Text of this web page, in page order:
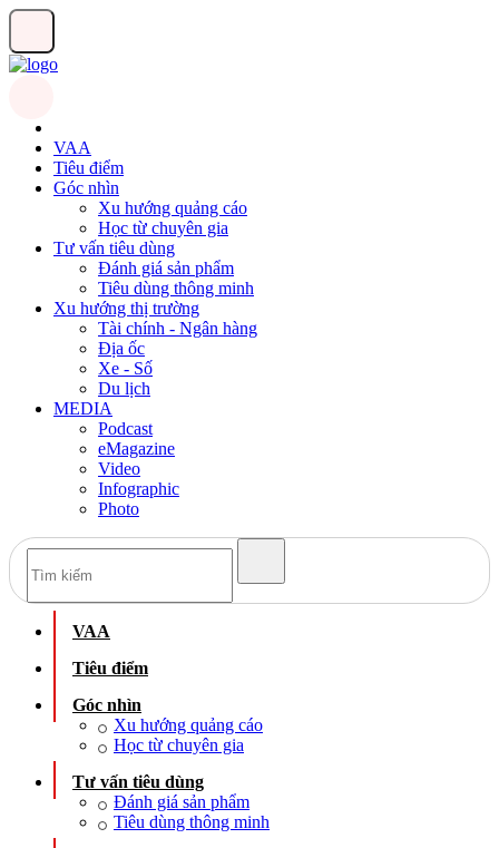
VAA
Tiêu điểm
Góc nhìn
Xu hướng quảng cáo
Học từ chuyên gia
Tư vấn tiêu dùng
Đánh giá sản phẩm
Tiêu dùng thông minh
Xu hướng thị trường
Tài chính - Ngân hàng
Địa ốc
Xe - Số
Du lịch
MEDIA
Podcast
eMagazine
Video
Infographic
Photo
VAA
Tiêu điểm
Góc nhìn
Xu hướng quảng cáo
Học từ chuyên gia
Tư vấn tiêu dùng
Đánh giá sản phẩm
Tiêu dùng thông minh